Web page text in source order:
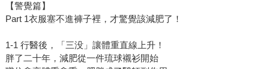
【警覺篇】
Part 1衣服塞不進褲子裡，才驚覺該減肥了！
1-1 行醫後，「三没」讓體重直線上升！
胖了二十年，減肥從一件琉球襯衫開始